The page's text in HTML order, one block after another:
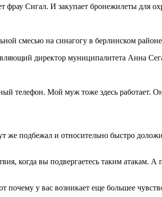
фрау Сигал. И закупает бронежилеты для
смесью на синагогу в берлинском
директор муниципалитета Анна
телефон. Мой муж тоже здесь работает.
же подбежал и относительно быстро
когда вы подвергаетесь таким атакам.
почему у вас возникает еще большее